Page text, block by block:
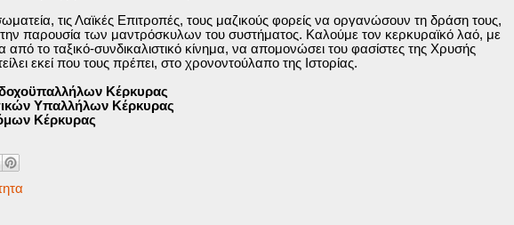
τις Λαϊκές Επιτροπές, τους μαζικούς φορείς να οργανώσουν τη δράση τους,
παρουσία των μαντρόσκυλων του συστήματος. Καλούμε τον κερκυραϊκό λαό, με
από το ταξικό-συνδικαλιστικό κίνημα, να απομονώσει του φασίστες της Χρυσής
εκεί που τους πρέπει, στο χρονοντούλαπο της Ιστορίας.
Κέρκυρας
Υπαλλήλων Κέρκυρας
Κέρκυρας